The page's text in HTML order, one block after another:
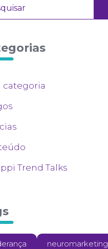
categoria
Trend Talks
neuromarketing